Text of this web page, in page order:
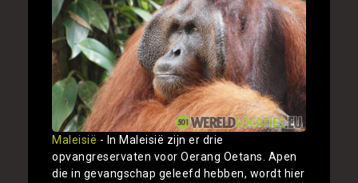
Maleisië - In Maleisië zijn er drie
opvangreservaten voor Oerang Oetans. Apen
die in gevangschap geleefd hebben, wordt hier